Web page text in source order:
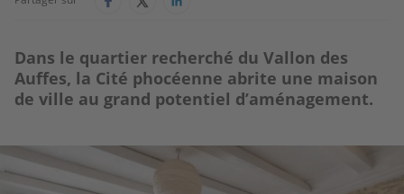
Dans le quartier recherché du Vallon des
Auffes, la Cité phocéenne abrite une maison
de ville au grand potentiel d’aménagement.
Image